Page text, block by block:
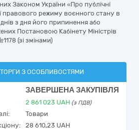
Законом України «Про публічні
правового режиму воєнного стану в
з дня його припинення або
Постановою Кабінету Міністрів
(зі змінами)
ТОРГИ З ОСОБЛИВОСТЯМИ
ЗАВЕРШЕНА ЗАКУПІВЛЯ
2 861 023 UAH (з ПДВ)
Товари
28 610,23 UAH